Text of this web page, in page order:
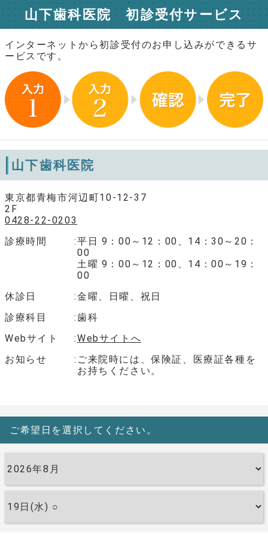
山下歯科医院 初診受付サービス
インターネットから初診受付のお申し込みができるサ
ービスです。
山下歯科医院
東京都青梅市河辺町10-12-37
2F
0428-22-0203
診療時間
平日 9：00～12：00、14：30～20：
00
土曜 9：00～12：00、14：00～19：
00
休診日
金曜、日曜、祝日
診療科目
歯科
Webサイト
Webサイトへ
お知らせ
ご来院時には、保険証、医療証各種を
お持ちください。
ご希望日を選択してください。